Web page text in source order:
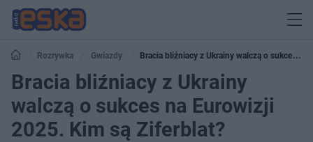
Rozrywka Gwiazdy
Bracia bliźniacy z Ukrainy walczą o sukces na
Eurowizji 2025. Kim są Ziferblat?
Bracia bliźniacy z Ukrainy
walczą o sukces na Eurowizji
2025. Kim są Ziferblat?